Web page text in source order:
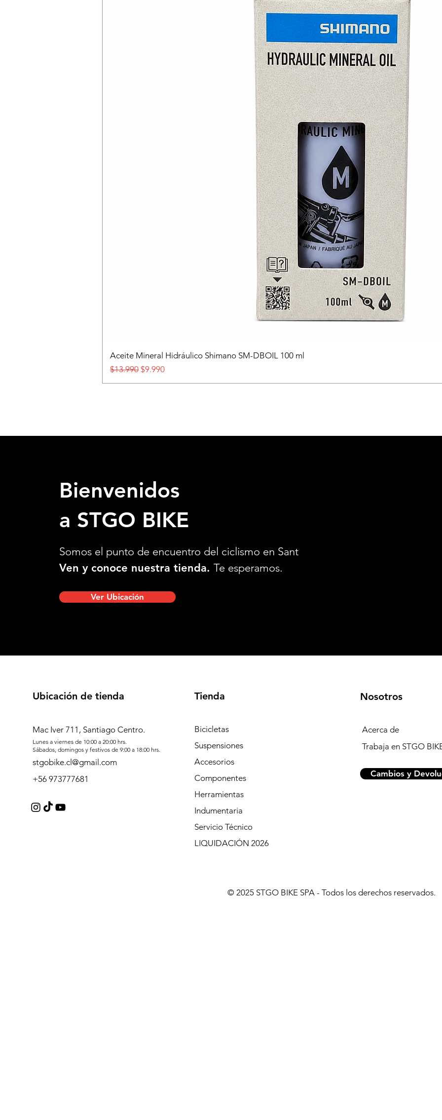
Aceite Mineral Hidráulico Shimano SM-DBOIL 100 ml
Precio
$13.990 Precio de oferta
$9.990
Bienvenidos
a STGO BIKE
Somos el punto de encuentro del ciclismo en Santiago.
Ven y conoce nuestra tienda. Te esperamos.
Ver Ubicación
Ubicación de tienda
Mac Iver 711, Santiago Centro.
Lunes a viernes de 10:00 a 20:00 hrs.
Sábados, domingos y festivos de 9:00 a 18:00 hrs.
stgobike.cl@gmail.com
+56 973777681
Tienda
Bicicletas
Suspensiones
Accesorios
Componentes
Herramientas
Indumentaria
Servicio Técnico
LIQUIDACIÓN 2026
Nosotros
Acerca de
Trabaja en STGO
Cambios y
© 2025 STGO BIKE SPA - Todos los derechos reservados.